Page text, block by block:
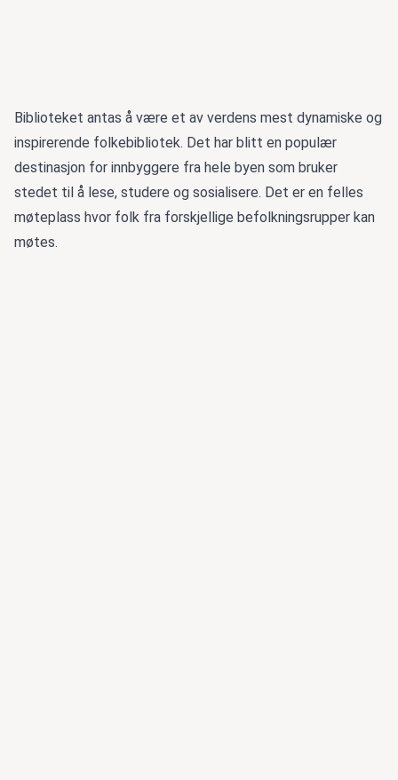
Biblioteket antas å være et av verdens mest dynamiske og
inspirerende folkebibliotek. Det har blitt en populær
destinasjon for innbyggere fra hele byen som bruker
stedet til å lese, studere og sosialisere. Det er en felles
møteplass hvor folk fra forskjellige befolkningsrupper kan
møtes.